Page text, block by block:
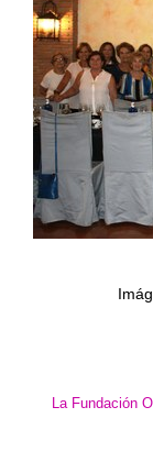
La Fundación